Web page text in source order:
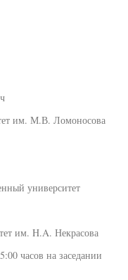
им. М.В. Ломоносова
университет
им. H.A. Некрасова
часов на заседании